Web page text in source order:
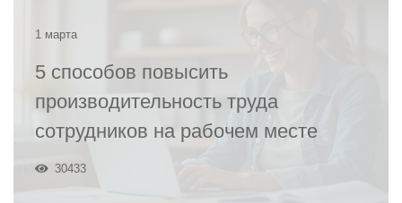
1 марта
5 способов повысить
производительность труда
сотрудников на рабочем месте
30433